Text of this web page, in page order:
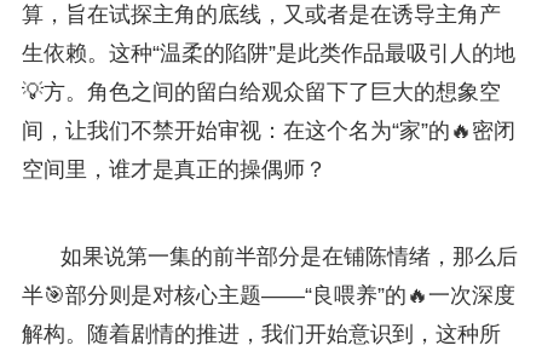
算，旨在试探主角的底线，又或者是在诱导主角产
生依赖。这种“温柔的陷阱”是此类作品最吸引人的地
💡方。角色之间的留白给观众留下了巨大的想象空
间，让我们不禁开始审视：在这个名为“家”的🔥密闭
空间里，谁才是真正的操偶师？
如果说第一集的前半部分是在铺陈情绪，那么后
半🎯部分则是对核心主题——“良喂养”的🔥一次深度
解构。随着剧情的推进，我们开始意识到，这种所